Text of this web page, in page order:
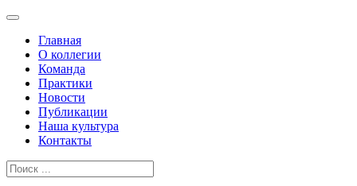
Главная
О коллегии
Команда
Практики
Новости
Публикации
Наша культура
Контакты